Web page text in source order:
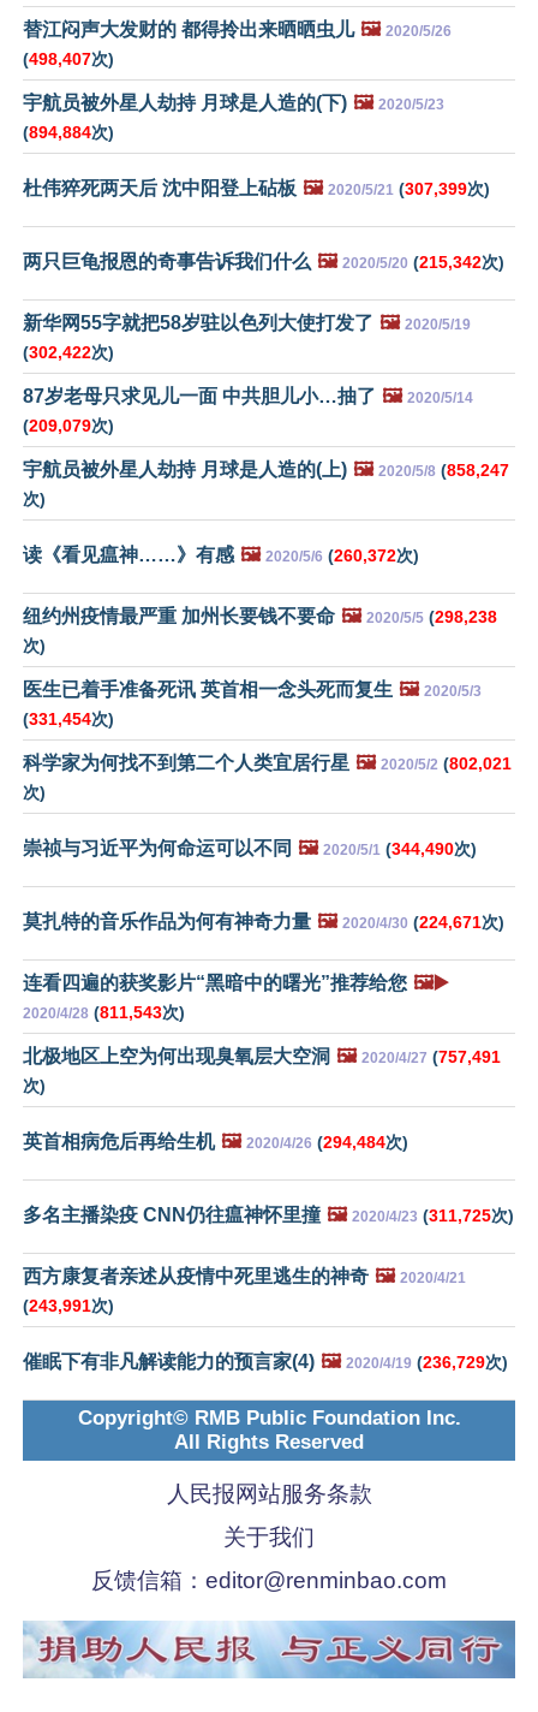
替江闷声大发财的 都得拎出来晒晒虫儿 🖼️ 2020/5/26
(498,407次)
宇航员被外星人劫持 月球是人造的(下) 🖼️ 2020/5/23
(894,884次)
杜伟猝死两天后 沈中阳登上砧板 🖼️ 2020/5/21 (307,399次)
两只巨龟报恩的奇事告诉我们什么 🖼️ 2020/5/20 (215,342次)
新华网55字就把58岁驻以色列大使打发了 🖼️ 2020/5/19
(302,422次)
87岁老母只求见儿一面 中共胆儿小…抽了 🖼️ 2020/5/14
(209,079次)
宇航员被外星人劫持 月球是人造的(上) 🖼️ 2020/5/8 (858,247
次)
读《看见瘟神……》有感 🖼️ 2020/5/6 (260,372次)
纽约州疫情最严重 加州长要钱不要命 🖼️ 2020/5/5 (298,238
次)
医生已着手准备死讯 英首相一念头死而复生 🖼️ 2020/5/3
(331,454次)
科学家为何找不到第二个人类宜居行星 🖼️ 2020/5/2 (802,021
次)
崇祯与习近平为何命运可以不同 🖼️ 2020/5/1 (344,490次)
莫扎特的音乐作品为何有神奇力量 🖼️ 2020/4/30 (224,671次)
连看四遍的获奖影片“黑暗中的曙光”推荐给您 🖼️▶️
2020/4/28 (811,543次)
北极地区上空为何出现臭氧层大空洞 🖼️ 2020/4/27 (757,491
次)
英首相病危后再给生机 🖼️ 2020/4/26 (294,484次)
多名主播染疫 CNN仍往瘟神怀里撞 🖼️ 2020/4/23 (311,725次)
西方康复者亲述从疫情中死里逃生的神奇 🖼️ 2020/4/21
(243,991次)
催眠下有非凡解读能力的预言家(4) 🖼️ 2020/4/19 (236,729次)
Copyright© RMB Public Foundation Inc.
All Rights Reserved
人民报网站服务条款
关于我们
反馈信箱： editor@renminbao.com